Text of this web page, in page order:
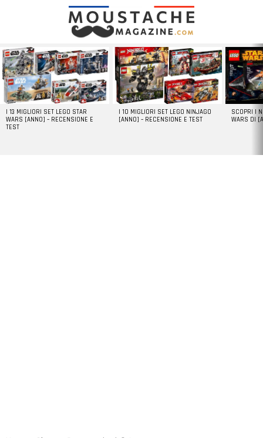
LATEST
STORIES
I 13 MIGLIORI SET LEGO STAR
WARS [ANNO] – RECENSIONE E
TEST
I 10 MIGLIORI SET LEGO NINJAGO
[ANNO] – RECENSIONE E TEST
SCOPRI I
WARS DI